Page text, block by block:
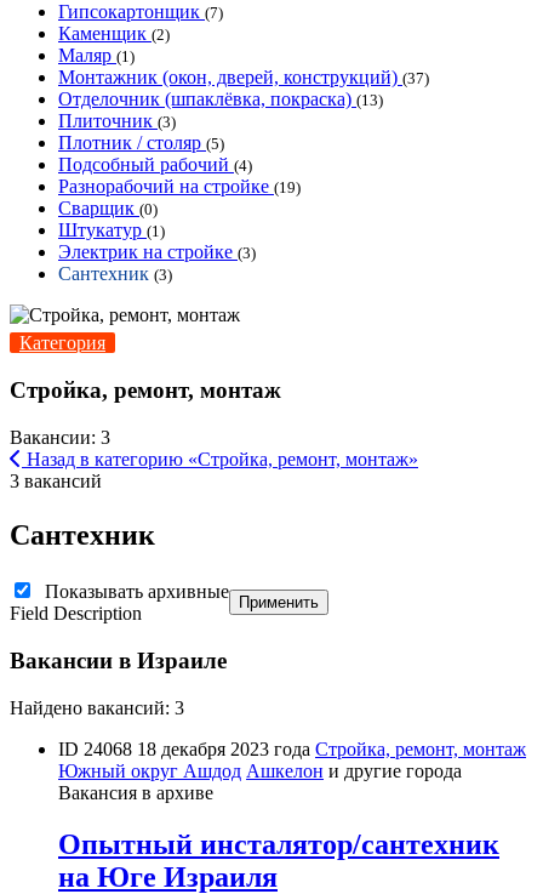
Гипсокартонщик (7)
Каменщик (2)
Маляр (1)
Монтажник (окон, дверей, конструкций) (37)
Отделочник (шпаклёвка, покраска) (13)
Плиточник (3)
Плотник / столяр (5)
Подсобный рабочий (4)
Разнорабочий на стройке (19)
Сварщик (0)
Штукатур (1)
Электрик на стройке (3)
Сантехник (3)
Категория
Стройка, ремонт, монтаж
Вакансии: 3
Назад в категорию «Стройка, ремонт, монтаж»
3 вакансий
Сантехник
Показывать архивные
Field Description
Применить
Вакансии в Израиле
Найдено вакансий: 3
ID 24068 18 декабря 2023 года Стройка, ремонт, монтаж
Южный округ Ашдод Ашкелон и другие города
Вакансия в архиве
Опытный инсталятор/сантехник
на Юге Израиля